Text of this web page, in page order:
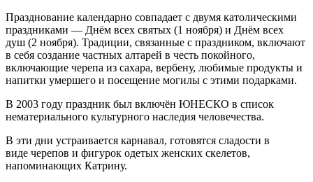
Празднование календарно совпадает с двумя католическими
праздниками — Днём всех святых (1 ноября) и Днём всех
душ (2 ноября). Традиции, связанные с праздником, включают
в себя создание частных алтарей в честь покойного,
включающие черепа из сахара, вербену, любимые продукты и
напитки умершего и посещение могилы с этими подарками.
В 2003 году праздник был включён ЮНЕСКО в список
нематериального культурного наследия человечества.
В эти дни устраивается карнавал, готовятся сладости в
виде черепов и фигурок одетых женских скелетов,
напоминающих Катрину.